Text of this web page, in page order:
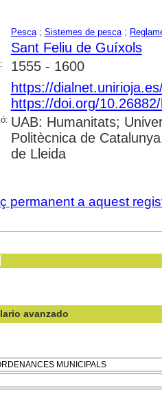
Pesca; Sistemes de pesca;
Sant Feliu de Guíxols
1555 - 1600
https://
https://doi.org/
UAB: Humanitats;
Politècnica de
de Lleida
permanent a aquest
avanzado